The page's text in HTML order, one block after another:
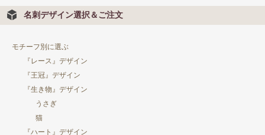
お問合せ
用紙説明
名刺デザイン選択＆ご注文
モチーフ別に選ぶ
『レース』デザイン
『王冠』デザイン
『生き物』デザイン
うさぎ
猫
『ハート』デザイン